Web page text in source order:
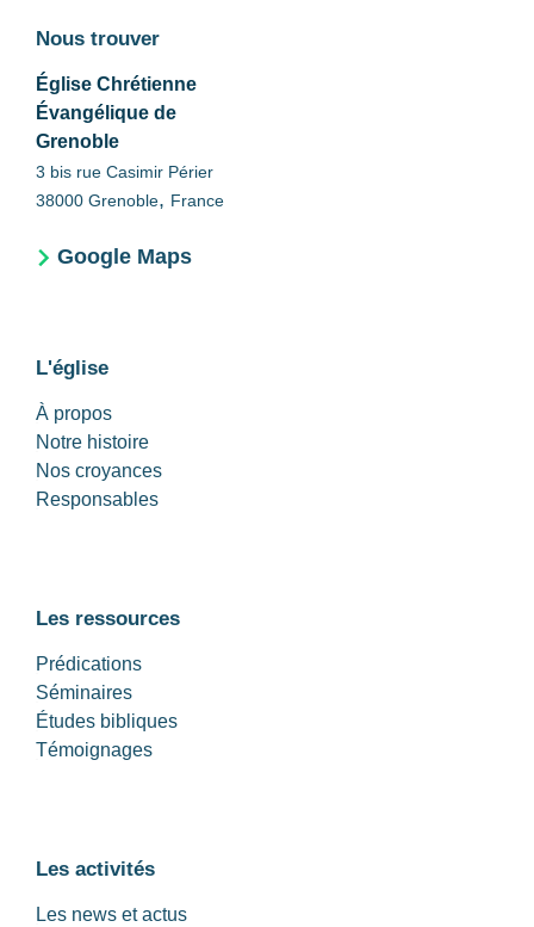
Nous trouver
Église Chrétienne
Évangélique de
Grenoble
3 bis rue Casimir Périer
38000 Grenoble, France
Google Maps
L'église
À propos
Notre histoire
Nos croyances
Responsables
Les ressources
Prédications
Séminaires
Études bibliques
Témoignages
Les activités
Les news et actus